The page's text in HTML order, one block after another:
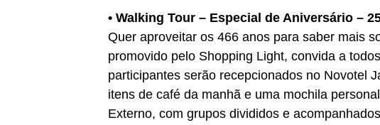
• Walking Tour – Especial de Aniversário –
Quer aproveitar os 466 anos para saber mais
promovido pelo Shopping Light, convida a
participantes serão recepcionados no Novotel
itens de café da manhã e uma mochila
Externo, com grupos divididos e